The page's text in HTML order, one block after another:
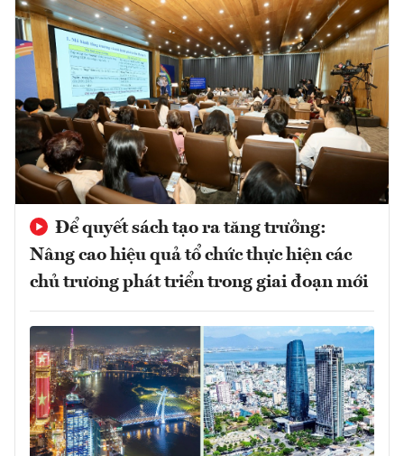
Để quyết sách tạo ra tăng trưởng:
Nâng cao hiệu quả tổ chức thực hiện các
chủ trương phát triển trong giai đoạn mới